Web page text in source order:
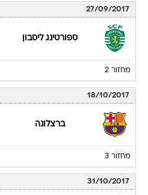
27/09/2017
ספורטינג ליסבון
מחזור 2
18/10/2017
ברצלונה
מחזור 3
31/10/2017